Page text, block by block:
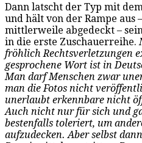
Dann latscht der Typ mit
und hält von der Rampe aus
mittlerweile abgedeckt –
in die erste Zuschauerreihe.
fröhlich Rechtsverletzungen
gesprochene Wort ist in
Man darf Menschen zwar
man die Fotos nicht
unerlaubt erkennbare nicht
Auch nicht nur für sich und
bestenfalls toleriert, um
aufzudecken. Aber selbst